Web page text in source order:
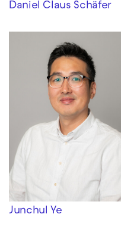
Daniel Claus Schäfer
Junchul Ye